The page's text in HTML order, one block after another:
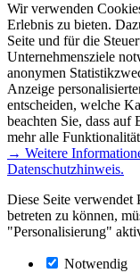
Wir verwenden
Erlebnis zu bieten.
Seite und für die
Unternehmensziele
anonymen
Anzeige
entscheiden, welche
beachten Sie, dass
mehr alle
→ Weitere
Datenschutzhinweis.
Diese Seite verwendet
betreten zu können,
"Personalisierung"
Notwendig